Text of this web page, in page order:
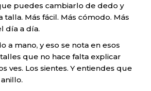
puedes cambiarlo de dedo y
talla. Más fácil. Más cómodo. Más
día a día.
a mano, y eso se nota en esos
que no hace falta explicar
ves. Los sientes. Y entiendes que